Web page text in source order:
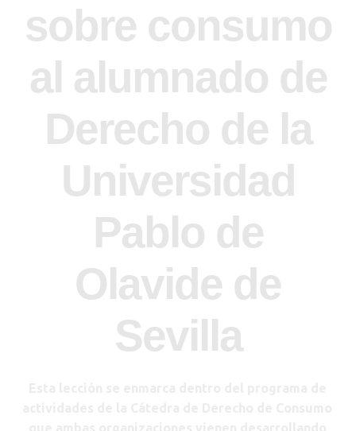
sobre consumo
al alumnado de
Derecho de la
Universidad
Pablo de
Olavide de
Sevilla